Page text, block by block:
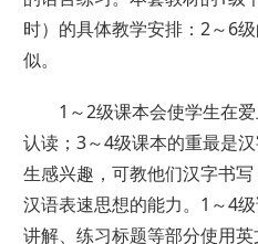
时）的具体教学安排：2～6
似。
1～2级课本会使学生在爱
认读；3～4级课本的重最是
生感兴趣，可教他们汉字书
汉语表速思想的能力。1～4
讲解、练习标题等部分使用